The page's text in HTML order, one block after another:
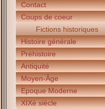
Contact
Coups de coeur
Fictions historiques
Histoire générale
Préhistoire
Antiquité
Moyen-Âge
Epoque Moderne
XIXè siècle